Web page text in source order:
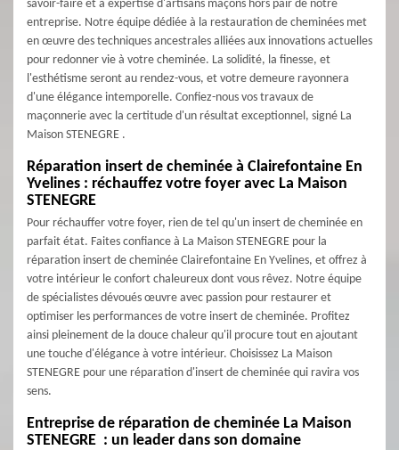
savoir-faire et à expertise d'artisans maçons hors pair de notre
entreprise. Notre équipe dédiée à la restauration de cheminées met
en œuvre des techniques ancestrales alliées aux innovations actuelles
pour redonner vie à votre cheminée. La solidité, la finesse, et
l'esthétisme seront au rendez-vous, et votre demeure rayonnera
d'une élégance intemporelle. Confiez-nous vos travaux de
maçonnerie avec la certitude d'un résultat exceptionnel, signé La
Maison STENEGRE .
Réparation insert de cheminée à Clairefontaine En
Yvelines : réchauffez votre foyer avec La Maison
STENEGRE
Pour réchauffer votre foyer, rien de tel qu'un insert de cheminée en
parfait état. Faites confiance à La Maison STENEGRE pour la
réparation insert de cheminée Clairefontaine En Yvelines, et offrez à
votre intérieur le confort chaleureux dont vous rêvez. Notre équipe
de spécialistes dévoués œuvre avec passion pour restaurer et
optimiser les performances de votre insert de cheminée. Profitez
ainsi pleinement de la douce chaleur qu'il procure tout en ajoutant
une touche d'élégance à votre intérieur. Choisissez La Maison
STENEGRE pour une réparation d'insert de cheminée qui ravira vos
sens.
Entreprise de réparation de cheminée La Maison
STENEGRE : un leader dans son domaine